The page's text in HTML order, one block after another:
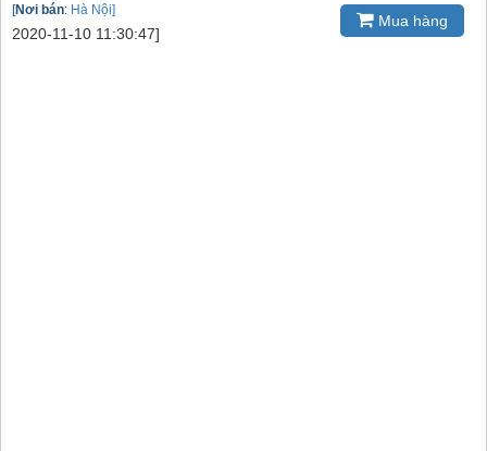
[Nơi bán: Hà Nội]
2020-11-10 11:30:47]
Mua hàng